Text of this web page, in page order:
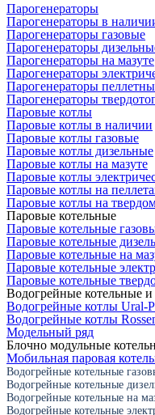
Парогенераторы
Парогенераторы в
Парогенераторы газовые
Парогенераторы
Парогенераторы на мазуте
Парогенераторы
Парогенераторы
Парогенераторы
Паровые котлы
Паровые котлы в наличии
Паровые котлы газовые
Паровые котлы дизельные
Паровые котлы на мазуте
Паровые котлы
Паровые котлы на
Паровые котлы на
Паровые котельные
Паровые котельные
Паровые котельные
Паровые котельные на
Паровые котельные
Паровые котельные
Водогрейные котельные
Водогрейные котлы Ural-
Водогрейные котлы
Модельный ряд
Блочно модульные
Мобильная паровая
Водогрейные котельные
Водогрейные котельные
Водогрейные котельные на
Водогрейные котельные